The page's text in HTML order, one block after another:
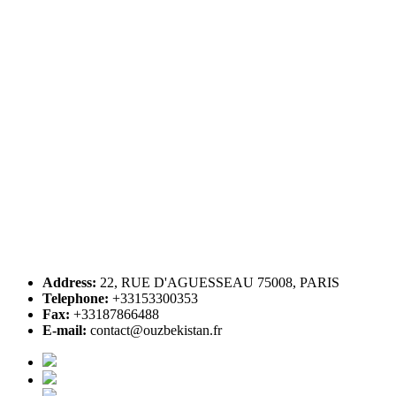
Address: 22, RUE D'AGUESSEAU 75008, PARIS
Telephone: +33153300353
Fax: +33187866488
E-mail: contact@ouzbekistan.fr